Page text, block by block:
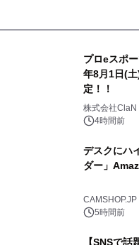
プロeスポ
年8月1日(
定！！
株式会社
4時間前
デスクにハ
ダー」
CAMSHOP.JP
5時間前
【SNSで